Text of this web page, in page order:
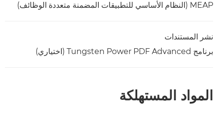
MEAP (النظام الأساسي للتطبيقات المضمنة متعددة الوظائف)
نشر المستندات
برنامج Tungsten Power PDF Advanced (اختياري)
المواد المستهلكة